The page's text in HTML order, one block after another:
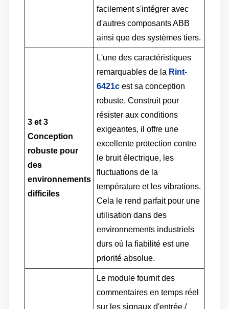
facilement s'intégrer avec
d'autres composants ABB
ainsi que des systèmes tiers.
3 et 3
Conception
robuste pour
des
environnements
difficiles
L'une des caractéristiques
remarquables de la Rint-
6421cest sa conception
robuste. Construit pour
résister aux conditions
exigeantes, il offre une
excellente protection contre
le bruit électrique, les
fluctuations de la
température et les vibrations.
Cela le rend parfait pour une
utilisation dans des
environnements industriels
durs où la fiabilité est une
priorité absolue.
Le module fournit des
commentaires en temps réel
sur les signaux d'entrée /